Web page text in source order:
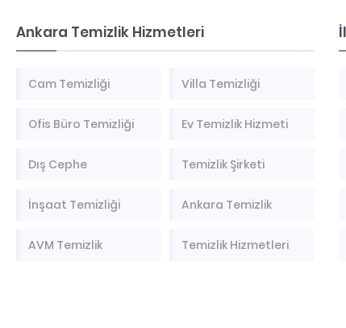
Ankara Temizlik Hizmetleri
Cam Temizliği Villa Temizliği
Ofis Büro Temizliği Ev Temizlik Hizmeti
Dış Cephe Temizlik Şirketi
İnşaat Temizliği Ankara Temizlik
AVM Temizlik Temizlik Hizmetleri